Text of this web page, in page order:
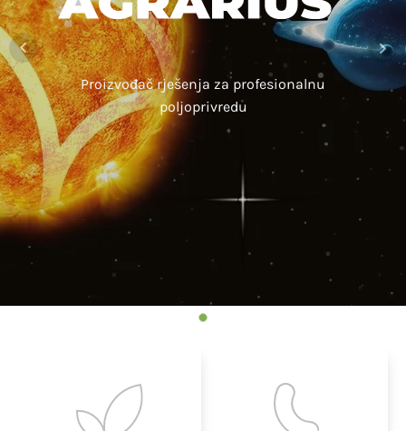
Proizvođač rješenja za profesionalnu
poljoprivredu